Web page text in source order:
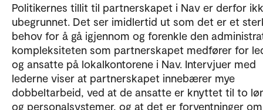
Politikernes tillit til partnerskapet i Nav er derfor
ubegrunnet. Det ser imidlertid ut som det er et
behov for å gå igjennom og forenkle den
kompleksiteten som partnerskapet medfører for
og ansatte på lokalkontorene i Nav. Intervjuer med
lederne viser at partnerskapet innebærer mye
dobbeltarbeid, ved at de ansatte er knyttet til to
og personalsystemer, og at det er forventninger om